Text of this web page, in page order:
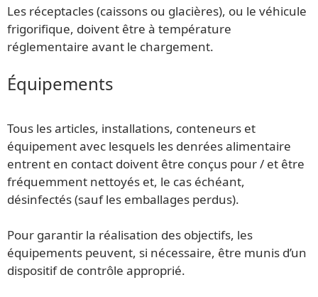
Les réceptacles (caissons ou glacières), ou le véhicule
frigorifique, doivent être à température
réglementaire avant le chargement.
Équipements
Tous les articles, installations, conteneurs et
équipement avec lesquels les denrées alimentaire
entrent en contact doivent être conçus pour / et être
fréquemment nettoyés et, le cas échéant,
désinfectés (sauf les emballages perdus).
Pour garantir la réalisation des objectifs, les
équipements peuvent, si nécessaire, être munis d’un
dispositif de contrôle approprié.